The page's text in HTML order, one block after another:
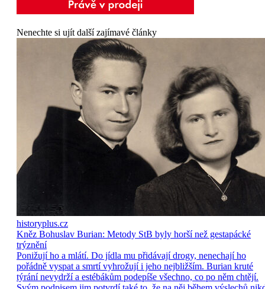
Nenechte si ujít další zajímavé články
historyplus.cz
Kněz Bohuslav Burian: Metody StB byly horší než gestapácké
trýznění
Ponižují ho a mlátí. Do jídla mu přidávají drogy, nenechají ho
pořádně vyspat a smrtí vyhrožují i jeho nejbližším. Burian kruté
týrání nevydrží a estébákům podepíše všechno, co po něm chtějí.